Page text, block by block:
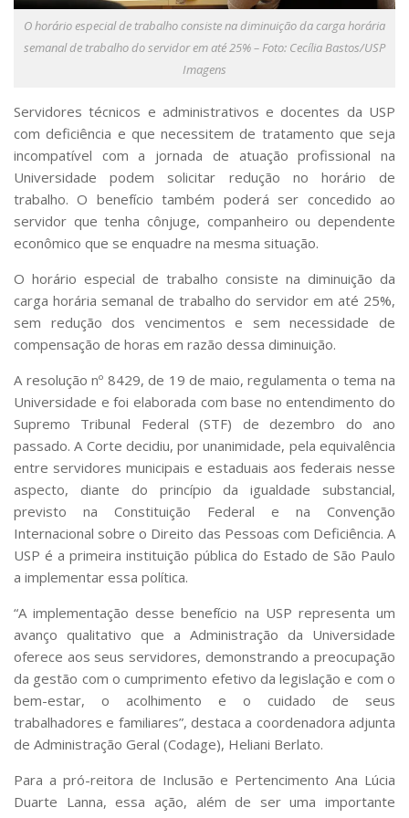
Serviços
Bibliotecas
Apoio ao Estudante
Segurança, Trânsito e Prevenção
Outros serviços
Comunicação
Assessorias e Mídias
Aplicativos e Sites
Jornal da USP
Agenda de Eventos
Defesa de Teses
O horário especial de trabalho consiste na diminuição da carga horária
semanal de trabalho do servidor em até 25% – Foto: Cecília Bastos/USP
Imagens
Servidores técnicos e administrativos e docentes da USP
com deficiência e que necessitem de tratamento que seja
incompatível com a jornada de atuação profissional na
Universidade podem solicitar redução no horário de
trabalho. O benefício também poderá ser concedido ao
servidor que tenha cônjuge, companheiro ou dependente
econômico que se enquadre na mesma situação.
O horário especial de trabalho consiste na diminuição da
carga horária semanal de trabalho do servidor em até 25%,
sem redução dos vencimentos e sem necessidade de
compensação de horas em razão dessa diminuição.
A resolução nº 8429, de 19 de maio, regulamenta o tema na
Universidade e foi elaborada com base no entendimento do
Supremo Tribunal Federal (STF) de dezembro do ano
passado. A Corte decidiu, por unanimidade, pela equivalência
entre servidores municipais e estaduais aos federais nesse
aspecto, diante do princípio da igualdade substancial,
previsto na Constituição Federal e na Convenção
Internacional sobre o Direito das Pessoas com Deficiência. A
USP é a primeira instituição pública do Estado de São Paulo
a implementar essa política.
“A implementação desse benefício na USP representa um
avanço qualitativo que a Administração da Universidade
oferece aos seus servidores, demonstrando a preocupação
da gestão com o cumprimento efetivo da legislação e com o
bem-estar, o acolhimento e o cuidado de seus
trabalhadores e familiares”, destaca a coordenadora adjunta
de Administração Geral (Codage), Heliani Berlato.
Para a pró-reitora de Inclusão e Pertencimento Ana Lúcia
Duarte Lanna, essa ação, além de ser uma importante